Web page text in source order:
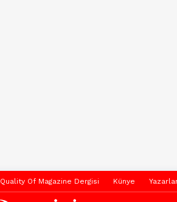
Quality Of Magazine Dergisi Künye